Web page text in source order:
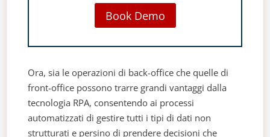
Book Demo
Ora, sia le operazioni di back-office che quelle di
front-office possono trarre grandi vantaggi dalla
tecnologia RPA, consentendo ai processi
automatizzati di gestire tutti i tipi di dati non
strutturati e persino di prendere decisioni che